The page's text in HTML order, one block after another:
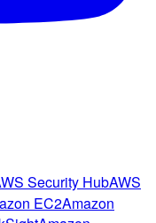
Security HubAWS
EC2Amazon